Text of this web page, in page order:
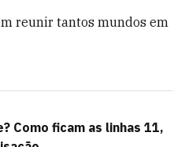
reunir tantos mundos em
Como ficam as linhas 11,